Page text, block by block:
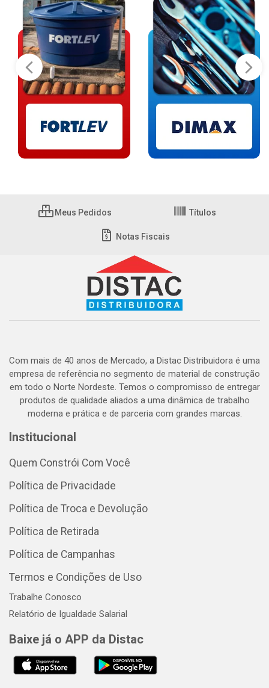
Meus Pedidos Títulos
Notas Fiscais
Com mais de 40 anos de Mercado, a Distac Distribuidora é uma
empresa de referência no segmento de material de construção
em todo o Norte Nordeste. Temos o compromisso de entregar
produtos de qualidade aliados a uma dinâmica de trabalho
moderna e prática e de parceria com grandes marcas.
Institucional
Quem Constrói Com Você
Política de Privacidade
Política de Troca e Devolução
Política de Retirada
Política de Campanhas
Termos e Condições de Uso
Trabalhe Conosco
Relatório de Igualdade Salarial
Baixe já o APP da Distac